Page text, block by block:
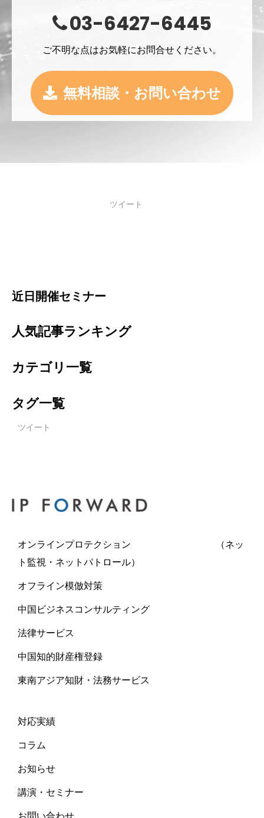
03-6427-6445
ご不明な点はお気軽にお問合せください。
無料相談・お問い合わせ
ツイート
近日開催セミナー
人気記事ランキング
カテゴリ一覧
タグ一覧
ツイート
オンラインプロテクション （ネッ
ト監視・ネットパトロール）
オフライン模倣対策
中国ビジネスコンサルティング
法律サービス
中国知的財産権登録
東南アジア知財・法務サービス
対応実績
コラム
お知らせ
講演・セミナー